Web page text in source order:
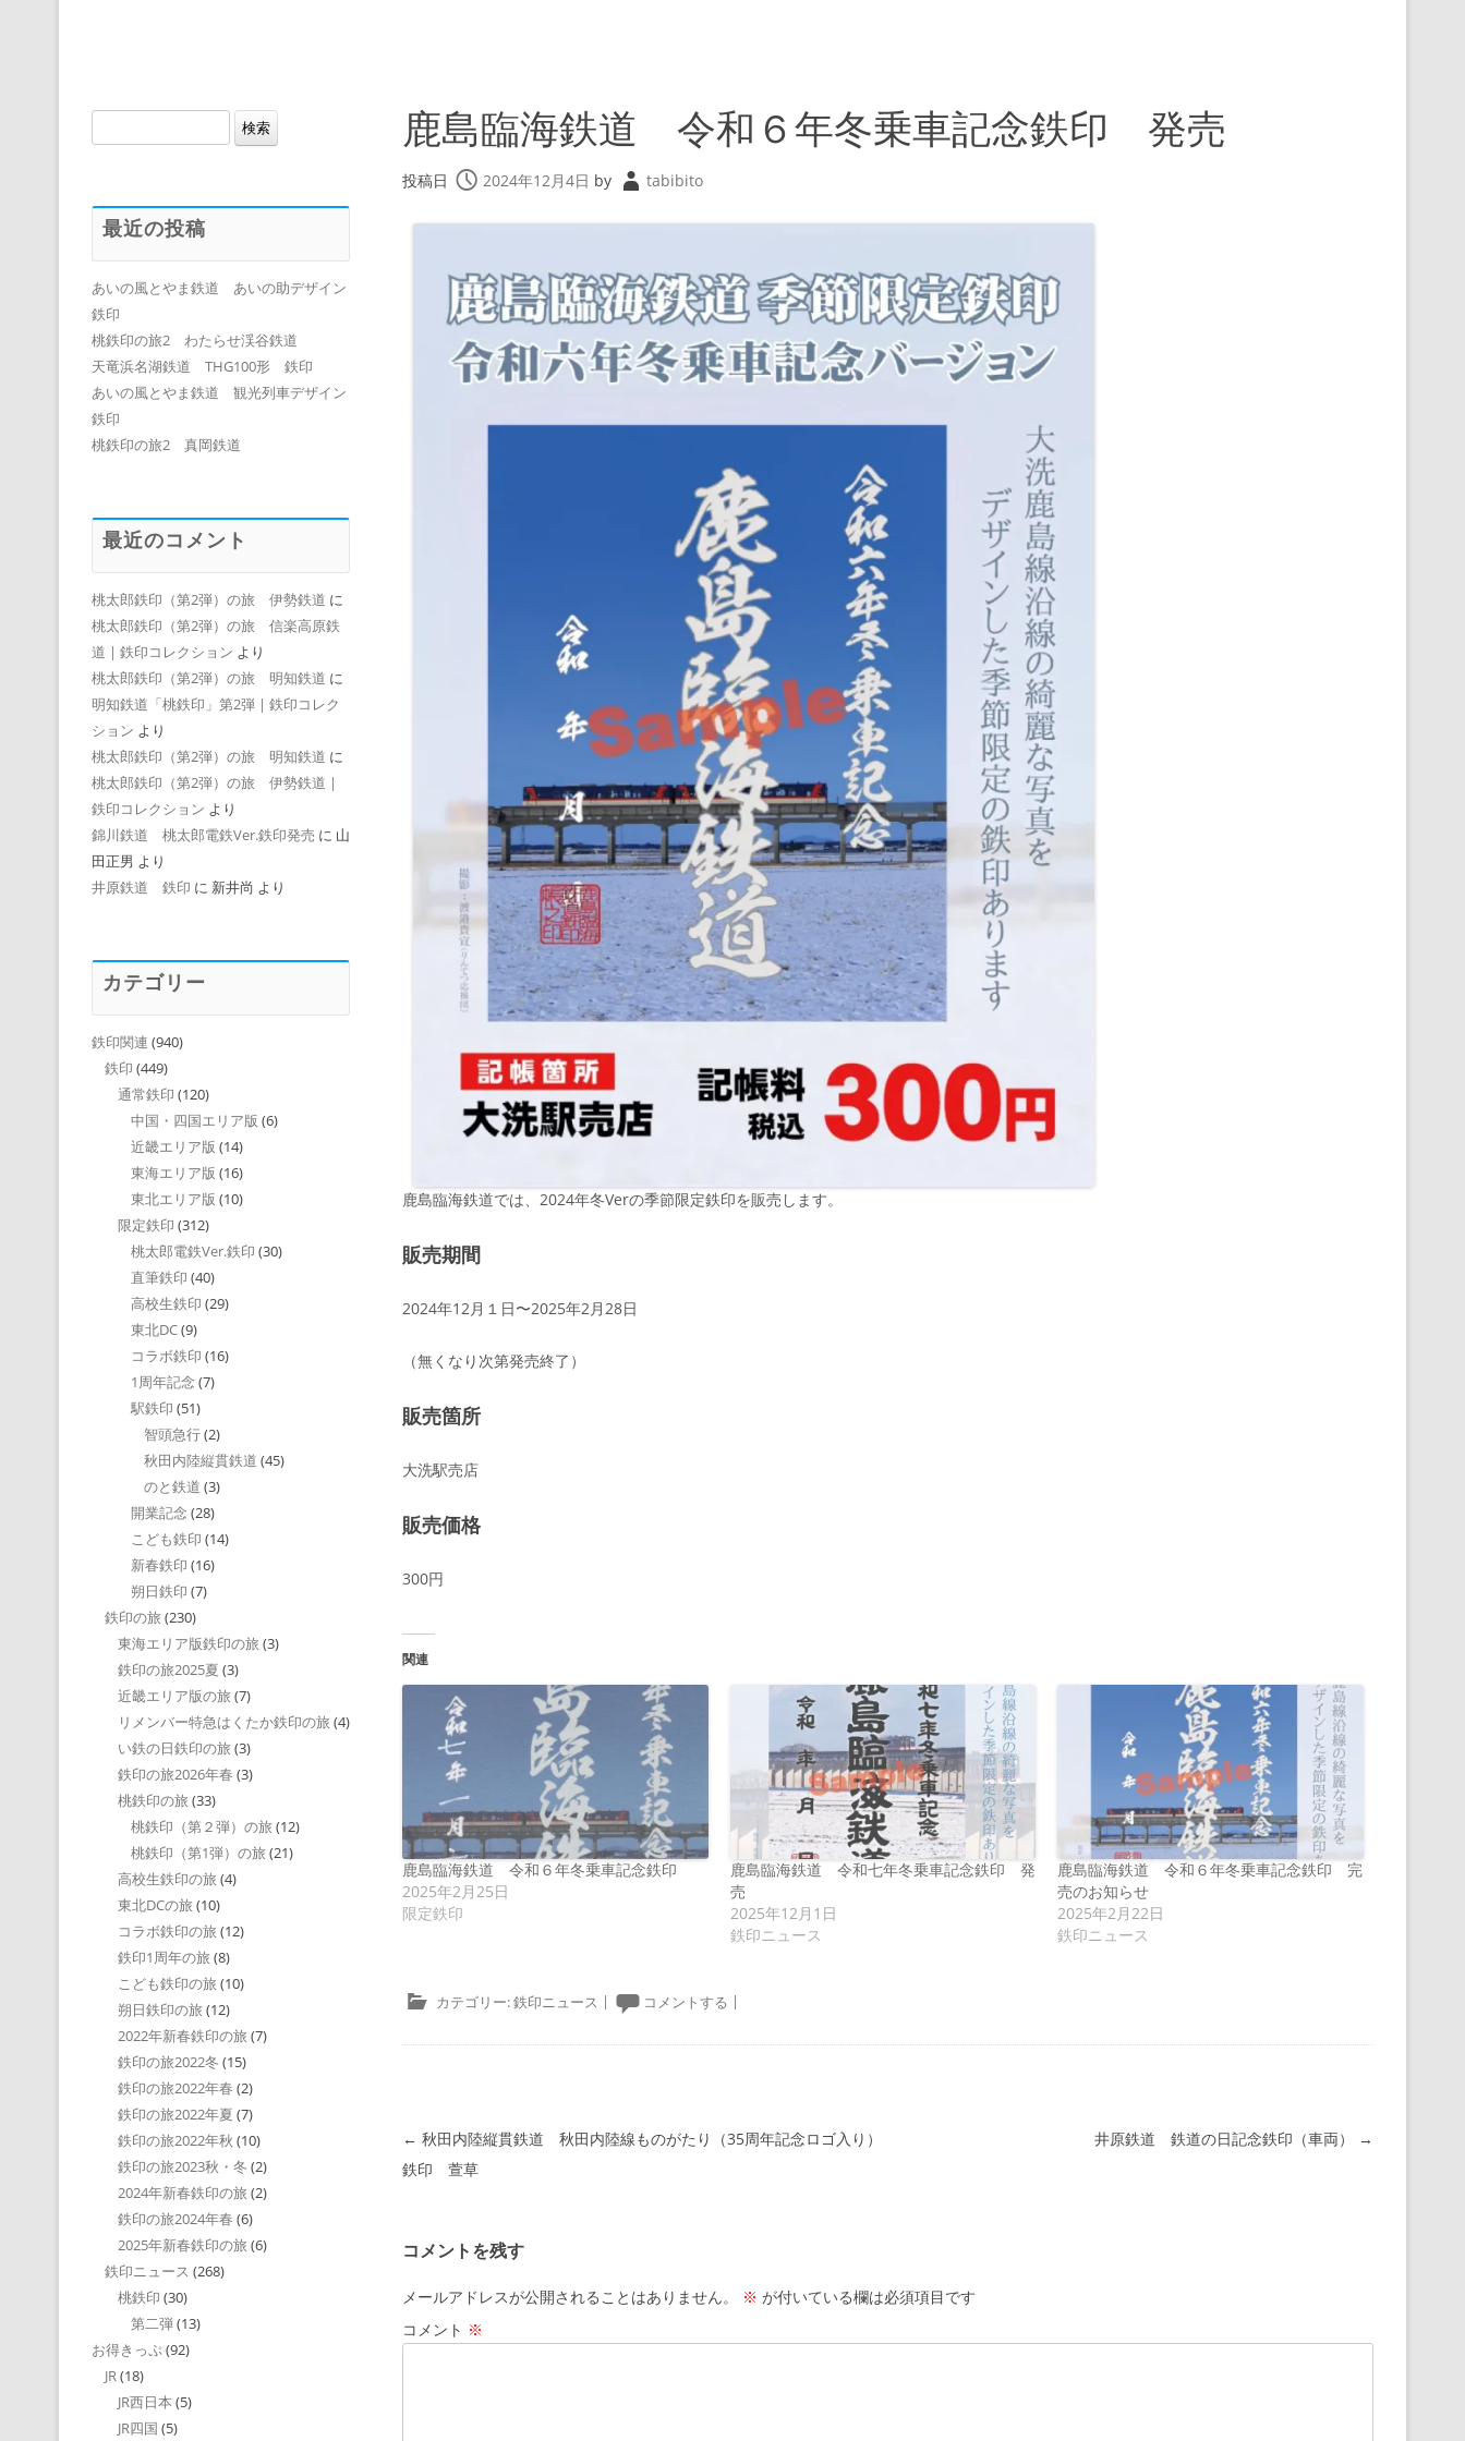
鹿島臨海鉄道 令和６年冬乗車記念鉄印 発売
投稿日 2024年12月4日 by tabibito
鹿島臨海鉄道では、2024年冬Verの季節限定鉄印を販売します。
販売期間
2024年12月１日〜2025年2月28日
（無くなり次第発売終了）
販売箇所
大洗駅売店
販売価格
300円
関連
鹿島臨海鉄道 令和６年冬乗車記念鉄印
2025年2月25日
限定鉄印
鹿島臨海鉄道 令和七年冬乗車記念鉄印 発
売
2025年12月1日
鉄印ニュース
鹿島臨海鉄道 令和６年冬乗車記念鉄印 完
売のお知らせ
2025年2月22日
鉄印ニュース
カテゴリー:鉄印ニュース | コメントする |
投稿ナビゲーション
← 秋田内陸縦貫鉄道 秋田内陸線ものがたり（35周年記念ロゴ入り）
鉄印 萱草
井原鉄道 鉄道の日記念鉄印（車両） →
コメントを残す
メールアドレスが公開されることはありません。 ※ が付いている欄は必須項目です
コメント ※
索:
最近の投稿
あいの風とやま鉄道 あいの助デザイン
鉄印
桃鉄印の旅2 わたらせ渓谷鉄道
天竜浜名湖鉄道 THG100形 鉄印
あいの風とやま鉄道 観光列車デザイン
鉄印
桃鉄印の旅2 真岡鉄道
最近のコメント
桃太郎鉄印（第2弾）の旅 伊勢鉄道 に
桃太郎鉄印（第2弾）の旅 信楽高原鉄
道 | 鉄印コレクション より
桃太郎鉄印（第2弾）の旅 明知鉄道 に
明知鉄道「桃鉄印」第2弾 | 鉄印コレク
ション より
桃太郎鉄印（第2弾）の旅 明知鉄道 に
桃太郎鉄印（第2弾）の旅 伊勢鉄道 |
鉄印コレクション より
錦川鉄道 桃太郎電鉄Ver.鉄印発売 に 山
田正男 より
井原鉄道 鉄印 に 新井尚 より
カテゴリー
鉄印関連 (940)
鉄印 (449)
通常鉄印 (120)
中国・四国エリア版 (6)
近畿エリア版 (14)
東海エリア版 (16)
東北エリア版 (10)
限定鉄印 (312)
桃太郎電鉄Ver.鉄印 (30)
直筆鉄印 (40)
高校生鉄印 (29)
東北DC(9)
コラボ鉄印 (16)
1周年記念 (7)
駅鉄印 (51)
智頭急行(2)
秋田内陸縦貫鉄道 (45)
のと鉄道 (3)
開業記念 (28)
こども鉄印 (14)
新春鉄印 (16)
朔日鉄印 (7)
鉄印の旅 (230)
東海エリア版鉄印の旅 (3)
鉄印の旅2025夏 (3)
近畿エリア版の旅 (7)
リメンバー特急はくたか鉄印の旅 (4)
い鉄の日鉄印の旅 (3)
鉄印の旅2026年春 (3)
桃鉄印の旅 (33)
桃鉄印（第２弾）の旅 (12)
桃鉄印（第1弾）の旅 (21)
高校生鉄印の旅 (4)
東北DCの旅 (10)
コラボ鉄印の旅 (12)
鉄印1周年の旅 (8)
こども鉄印の旅 (10)
朔日鉄印の旅 (12)
2022年新春鉄印の旅 (7)
鉄印の旅2022冬 (15)
鉄印の旅2022年春 (2)
鉄印の旅2022年夏 (7)
鉄印の旅2022年秋 (10)
鉄印の旅2023秋・冬 (2)
2024年新春鉄印の旅 (2)
鉄印の旅2024年春 (6)
2025年新春鉄印の旅 (6)
鉄印ニュース (268)
桃鉄印 (30)
第二弾(13)
お得きっぷ(92)
JR(18)
JR西日本 (5)
JR四国 (5)